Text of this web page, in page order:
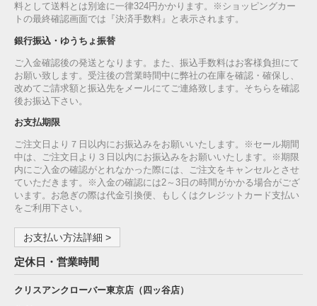
料として送料とは別途に一律324円かかります。※ショッピングカー
トの最終確認画面では『決済手数料』と表示されます。
銀行振込・ゆうちょ振替
ご入金確認後の発送となります。また、振込手数料はお客様負担にて
お願い致します。受注後の営業時間中に弊社の在庫を確認・確保し、
改めてご請求額と振込先をメールにてご連絡致します。そちらを確認
後お振込下さい。
お支払期限
ご注文日より７日以内にお振込みをお願いいたします。※セール期間
中は、ご注文日より３日以内にお振込みをお願いいたします。※期限
内にご入金の確認がとれなかった際には、ご注文をキャンセルとさせ
ていただきます。※入金の確認には2～3日の時間がかかる場合がござ
います。お急ぎの際は代金引換便、もしくはクレジットカード支払い
をご利用下さい。
お支払い方法詳細 >
定休日・営業時間
クリスアンクローバー東京店（四ッ谷店）